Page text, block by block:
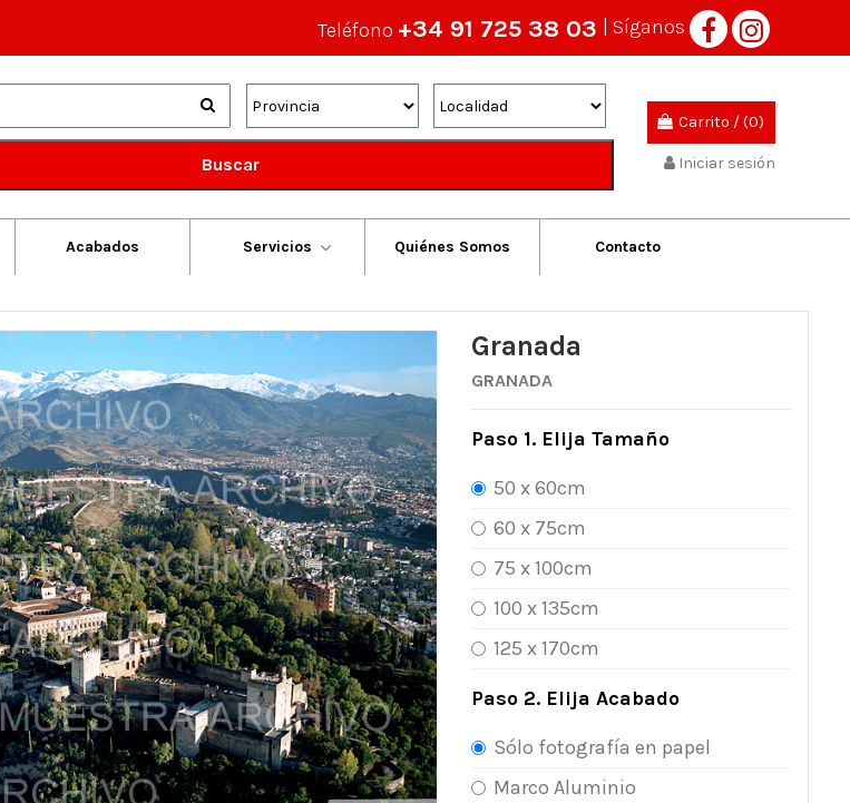
Teléfono +34 91 725 38 03 | Síganos
Buscar
Carrito /(0)
Iniciar sesión
Acabados Servicios Quiénes Somos Contacto
Granada
GRANADA
Paso 1. Elija Tamaño
50 x 60cm
60 x 75cm
75 x 100cm
100 x 135cm
125 x 170cm
Paso 2. Elija Acabado
Sólo fotografía en papel
Marco Aluminio